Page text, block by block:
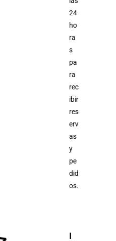
24
ho
ra
s
pa
ra
rec
ibir
res
erv
as
y
pe
did
os.
I